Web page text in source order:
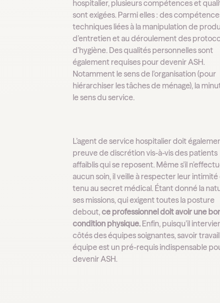
hospitalier, plusieurs compétences et
sont exigées. Parmi elles : des
techniques liées à la manipulation de
d’entretien et au déroulement des
d’hygiène. Des qualités personnelles sont
également requises pour devenir ASH.
Notamment le sens de l’organisation (pour
hiérarchiser les tâches de ménage), la
le sens du service.
L’agent de service hospitalier doit
preuve de discrétion vis-à-vis des patients
affaiblis qui se reposent. Même s’il
aucun soin, il veille à respecter leur
tenu au secret médical. Étant donné la
ses missions, qui exigent toutes la posture
debout,ce professionnel doit avoir une
condition physique.Enfin, puisqu’il
côtés des équipes soignantes, savoir
équipe est un pré-requis indispensable
devenir ASH.